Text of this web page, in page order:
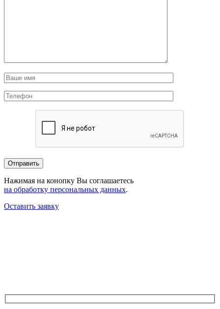
Нажимая на конопку Вы соглашаетесь
на обработку персональных данных.
Оставить заявку